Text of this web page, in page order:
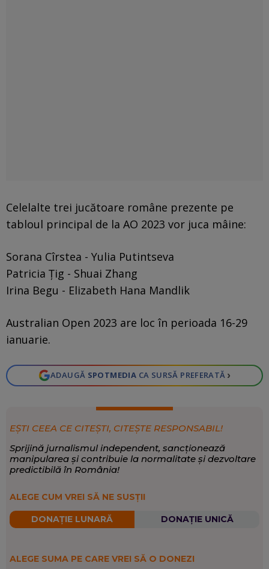
Celelalte trei jucătoare române prezente pe
tabloul principal de la AO 2023 vor juca mâine:
Sorana Cîrstea - Yulia Putintseva
Patricia Țig - Shuai Zhang
Irina Begu - Elizabeth Hana Mandlik
Australian Open 2023 are loc în perioada 16-29
ianuarie.
ADAUGĂ SPOTMEDIA CA SURSĂ PREFERATĂ ›
EȘTI CEEA CE CITEȘTI, CITEȘTE RESPONSABIL!
Sprijină jurnalismul independent, sancționează
manipularea și contribuie la normalitate și dezvoltare
predictibilă în România!
ALEGE CUM VREI SĂ NE SUSȚII
DONAȚIE LUNARĂ DONAȚIE UNICĂ
ALEGE SUMA PE CARE VREI SĂ O DONEZI